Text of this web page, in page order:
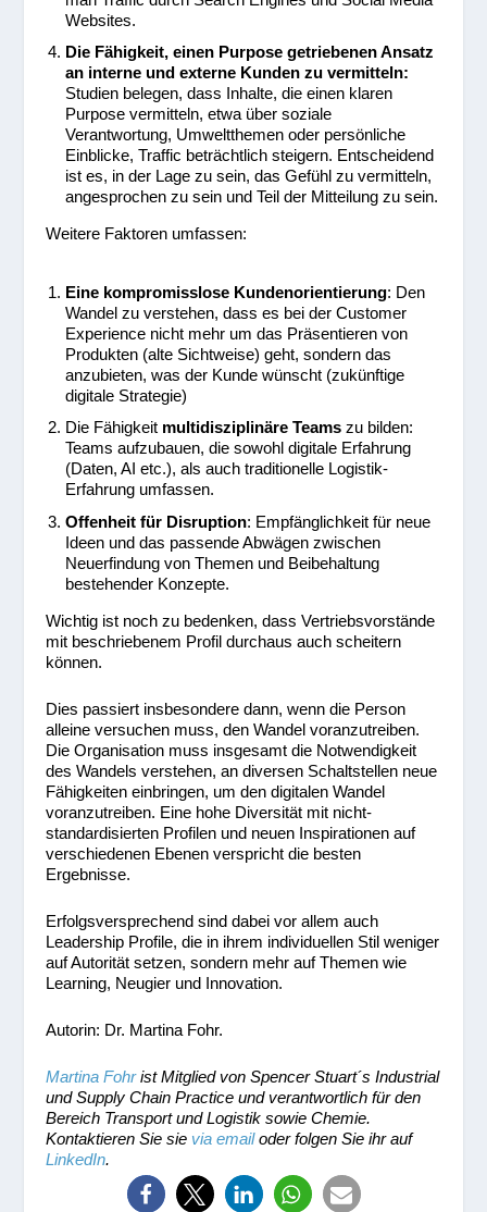
Websites.
Die Fähigkeit, einen Purpose getriebenen Ansatz
an interne und externe Kunden zu vermitteln:
Studien belegen, dass Inhalte, die einen klaren
Purpose vermitteln, etwa über soziale
Verantwortung, Umweltthemen oder persönliche
Einblicke, Traffic beträchtlich steigern. Entscheidend
ist es, in der Lage zu sein, das Gefühl zu vermitteln,
angesprochen zu sein und Teil der Mitteilung zu sein.
Weitere Faktoren umfassen:
Eine kompromisslose Kundenorientierung: Den
Wandel zu verstehen, dass es bei der Customer
Experience nicht mehr um das Präsentieren von
Produkten (alte Sichtweise) geht, sondern das
anzubieten, was der Kunde wünscht (zukünftige
digitale Strategie)
Die Fähigkeit multidisziplinäre Teamszu bilden:
Teams aufzubauen, die sowohl digitale Erfahrung
(Daten, AI etc.), als auch traditionelle Logistik-
Erfahrung umfassen.
Offenheit für Disruption: Empfänglichkeit für neue
Ideen und das passende Abwägen zwischen
Neuerfindung von Themen und Beibehaltung
bestehender Konzepte.
Wichtig ist noch zu bedenken, dass Vertriebsvorstände
mit beschriebenem Profil durchaus auch scheitern
können.
Dies passiert insbesondere dann, wenn die Person
alleine versuchen muss, den Wandel voranzutreiben.
Die Organisation muss insgesamt die Notwendigkeit
des Wandels verstehen, an diversen Schaltstellen neue
Fähigkeiten einbringen, um den digitalen Wandel
voranzutreiben. Eine hohe Diversität mit nicht-
standardisierten Profilen und neuen Inspirationen auf
verschiedenen Ebenen verspricht die besten
Ergebnisse.
Erfolgsversprechend sind dabei vor allem auch
Leadership Profile, die in ihrem individuellen Stil weniger
auf Autorität setzen, sondern mehr auf Themen wie
Learning, Neugier und Innovation.
Autorin: Dr. Martina Fohr.
Martina Fohrist Mitglied von Spencer Stuart´s Industrial
und Supply Chain Practice und verantwortlich für den
Bereich Transport und Logistik sowie Chemie.
Kontaktieren Sie sie via emailoder folgen Sie ihr auf
LinkedIn.